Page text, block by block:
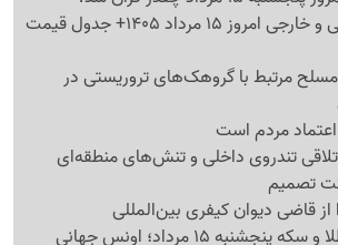
قیمت خودرو داخلی و خارجی امروز 15 مرداد 1405+ جدول قیمت
8 شرور مسلح مرتبط با گروهک‌های تروریستی در
مردم است
تندروی داخلی و تنش‌های منطقه‌ای
تصمیم
از قاضی دیوان کیفری بین‌المللی
پیش‌بینی قیمت طلا و سکه پنجشنبه 15 مرداد؛ اونس جهانی